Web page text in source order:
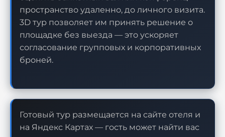
пространство удаленно, до личного визита.
3D тур позволяет им принять решение о
площадке без выезда — это ускоряет
согласование групповых и корпоративных
броней.
Готовый тур размещается на сайте отеля и
на Яндекс Картах — гость может найти вас